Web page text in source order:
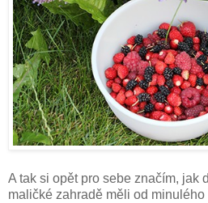
A tak si opět pro sebe značím, jak
maličké zahradě měli od minulého